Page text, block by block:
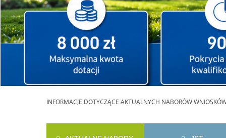
INFORMACJE DOTYCZĄCE AKTUALNYCH NABORÓW